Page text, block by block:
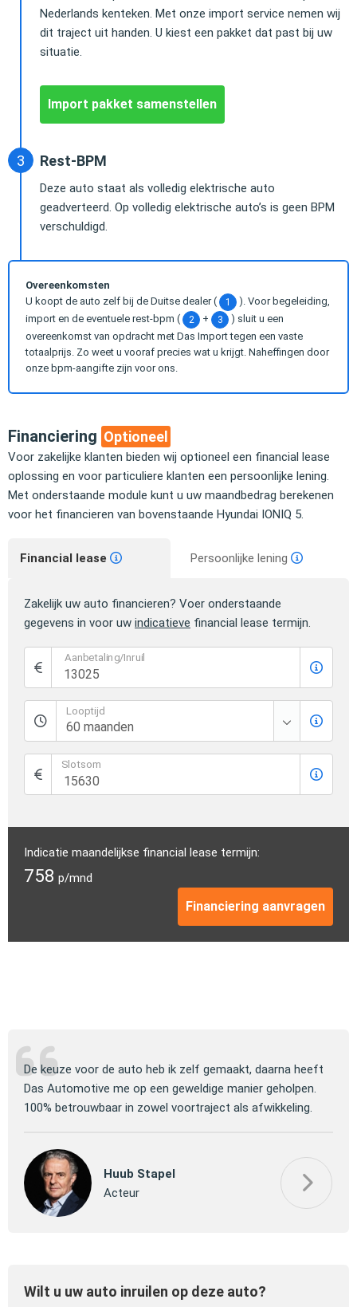
Nederlands kenteken. Met onze import service nemen wij
dit traject uit handen. U kiest een pakket dat past bij uw
situatie.
Import pakket samenstellen
Rest-BPM
Deze auto staat als volledig elektrische auto
geadverteerd. Op volledig elektrische auto’s is geen BPM
verschuldigd.
Overeenkomsten
U koopt de auto zelf bij de Duitse dealer (
1
). Voor begeleiding,
import en de eventuele rest-bpm (
2 + 3
) sluit u een
overeenkomst van opdracht met Das Import tegen een vaste
totaalprijs. Zo weet u vooraf precies wat u krijgt. Naheffingen door
onze bpm-aangifte zijn voor ons.
Financiering Optioneel
Voor zakelijke klanten bieden wij optioneel een financial lease
oplossing en voor particuliere klanten een persoonlijke lening.
Met onderstaande module kunt u uw maandbedrag berekenen
voor het financieren van bovenstaande Hyundai IONIQ 5.
Financial lease Persoonlijke lening
Zakelijk uw auto financieren? Voer onderstaande
gegevens in voor uw indicatieve financial lease termijn.
Aanbetaling/Inruil
Looptijd
Slotsom
Indicatie maandelijkse financial lease termijn:
758 p/mnd
Financiering aanvragen
De keuze voor de auto heb ik zelf gemaakt, daarna heeft
Das Automotive me op een geweldige manier geholpen.
100% betrouwbaar in zowel voortraject als afwikkeling.
Huub Stapel
Acteur
Wilt u uw auto inruilen op deze auto?